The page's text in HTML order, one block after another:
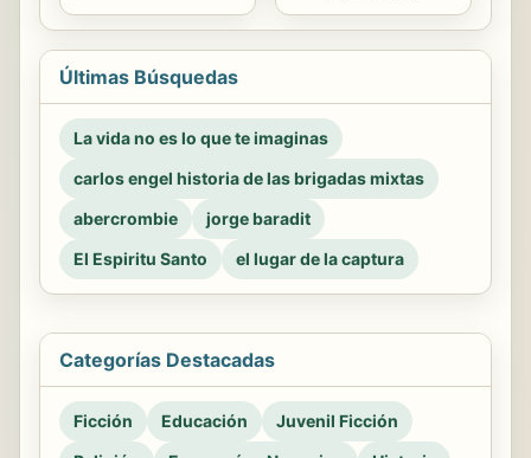
Últimas Búsquedas
La vida no es lo que te imaginas
carlos engel historia de las brigadas mixtas
abercrombie
jorge baradit
El Espiritu Santo
el lugar de la captura
Categorías Destacadas
Ficción Educación
Juvenil Ficción